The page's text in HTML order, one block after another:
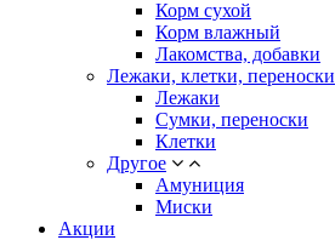
Корм сухой
Корм влажный
Лакомства, добавки
Лежаки, клетки, переноски
Лежаки
Сумки, переноски
Клетки
Другое
Амуниция
Миски
Акции